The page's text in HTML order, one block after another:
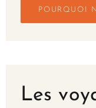
POURQUOI
Les